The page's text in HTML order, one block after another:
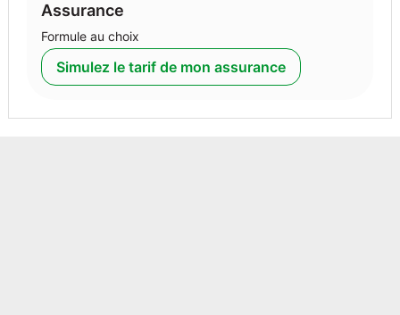
Assurance
Formule au choix
Simulez le tarif de mon assurance